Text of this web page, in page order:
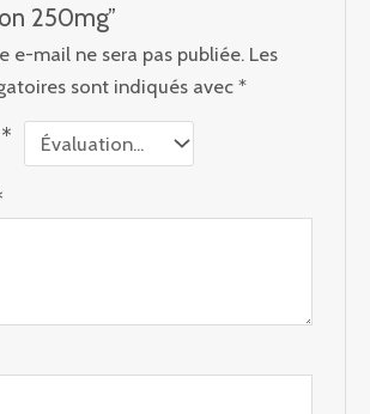
250mg”
e-mail ne sera pas publiée. Les
sont indiqués avec*
*